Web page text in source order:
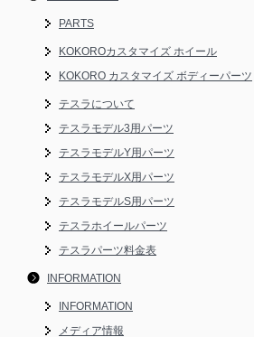
PARTS
KOKOROカスタマイズ ホイール
KOKORO カスタマイズ ボディーパーツ
テスラについて
テスラモデル3用パーツ
テスラモデルY用パーツ
テスラモデルX用パーツ
テスラモデルS用パーツ
テスラホイールパーツ
テスラパーツ料金表
INFORMATION
INFORMATION
メディア情報